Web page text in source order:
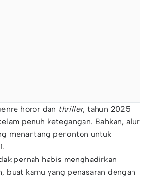
horor dan thriller, tahun 2025
penuh ketegangan. Bahkan, alur
menantang penonton untuk
pernah habis menghadirkan
buat kamu yang penasaran dengan